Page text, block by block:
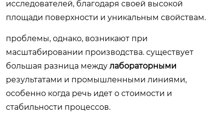
исследователей, благодаря своей высокой
площади поверхности и уникальным свойствам.
проблемы, однако, возникают при
масштабировании производства. существует
большая разница между лабораторными
результатами и промышленными линиями,
особенно когда речь идет о стоимости и
стабильности процессов.